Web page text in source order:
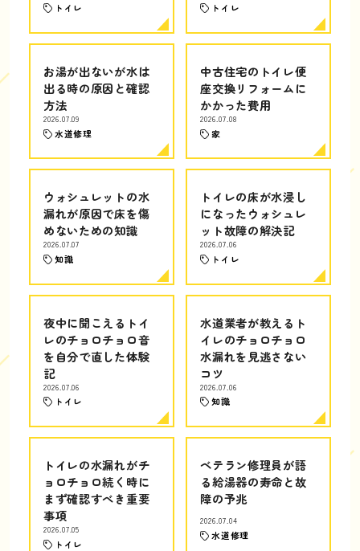
トイレ トイレ
お湯が出ないが水は
出る時の原因と確認
方法
2026.07.09
水道修理
中古住宅のトイレ便
座交換リフォームに
かかった費用
2026.07.08
家
ウォシュレットの水
漏れが原因で床を傷
めないための知識
2026.07.07
知識
トイレの床が水浸し
になったウォシュレ
ット故障の解決記
2026.07.06
トイレ
夜中に聞こえるトイ
レのチョロチョロ音
を自分で直した体験
記
2026.07.06
トイレ
水道業者が教えるト
イレのチョロチョロ
水漏れを見逃さない
コツ
2026.07.06
知識
トイレの水漏れがチ
ョロチョロ続く時に
まず確認すべき重要
事項
2026.07.05
トイレ
ベテラン修理員が語
る給湯器の寿命と故
障の予兆
2026.07.04
水道修理